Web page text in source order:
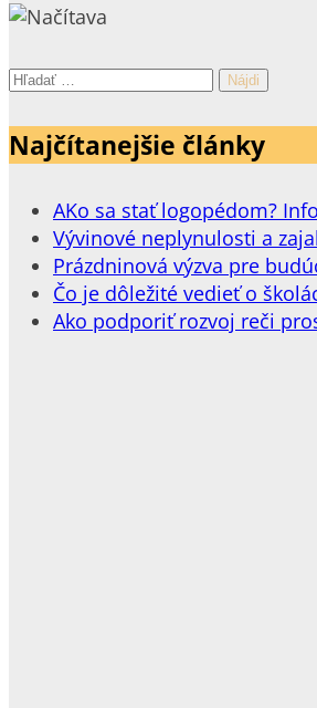
Hľadať:
Najčítanejšie články
AKo sa stať logopédom?
Vývinové neplynulosti a
Prázdninová výzva pre
Čo je dôležité vedieť o
Ako podporiť rozvoj reči